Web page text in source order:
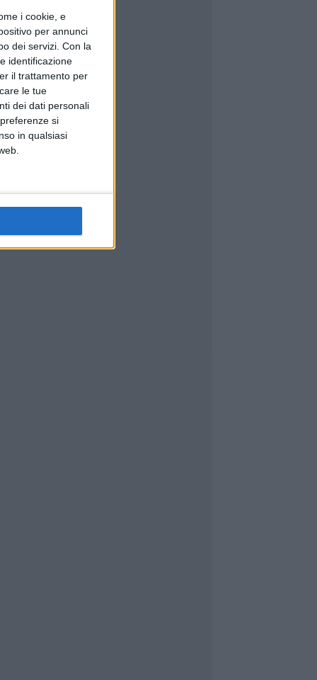
i cookie, e
per annunci
dei servizi. Con la
identificazione
il trattamento per
le tue
dei dati personali
si
in qualsiasi